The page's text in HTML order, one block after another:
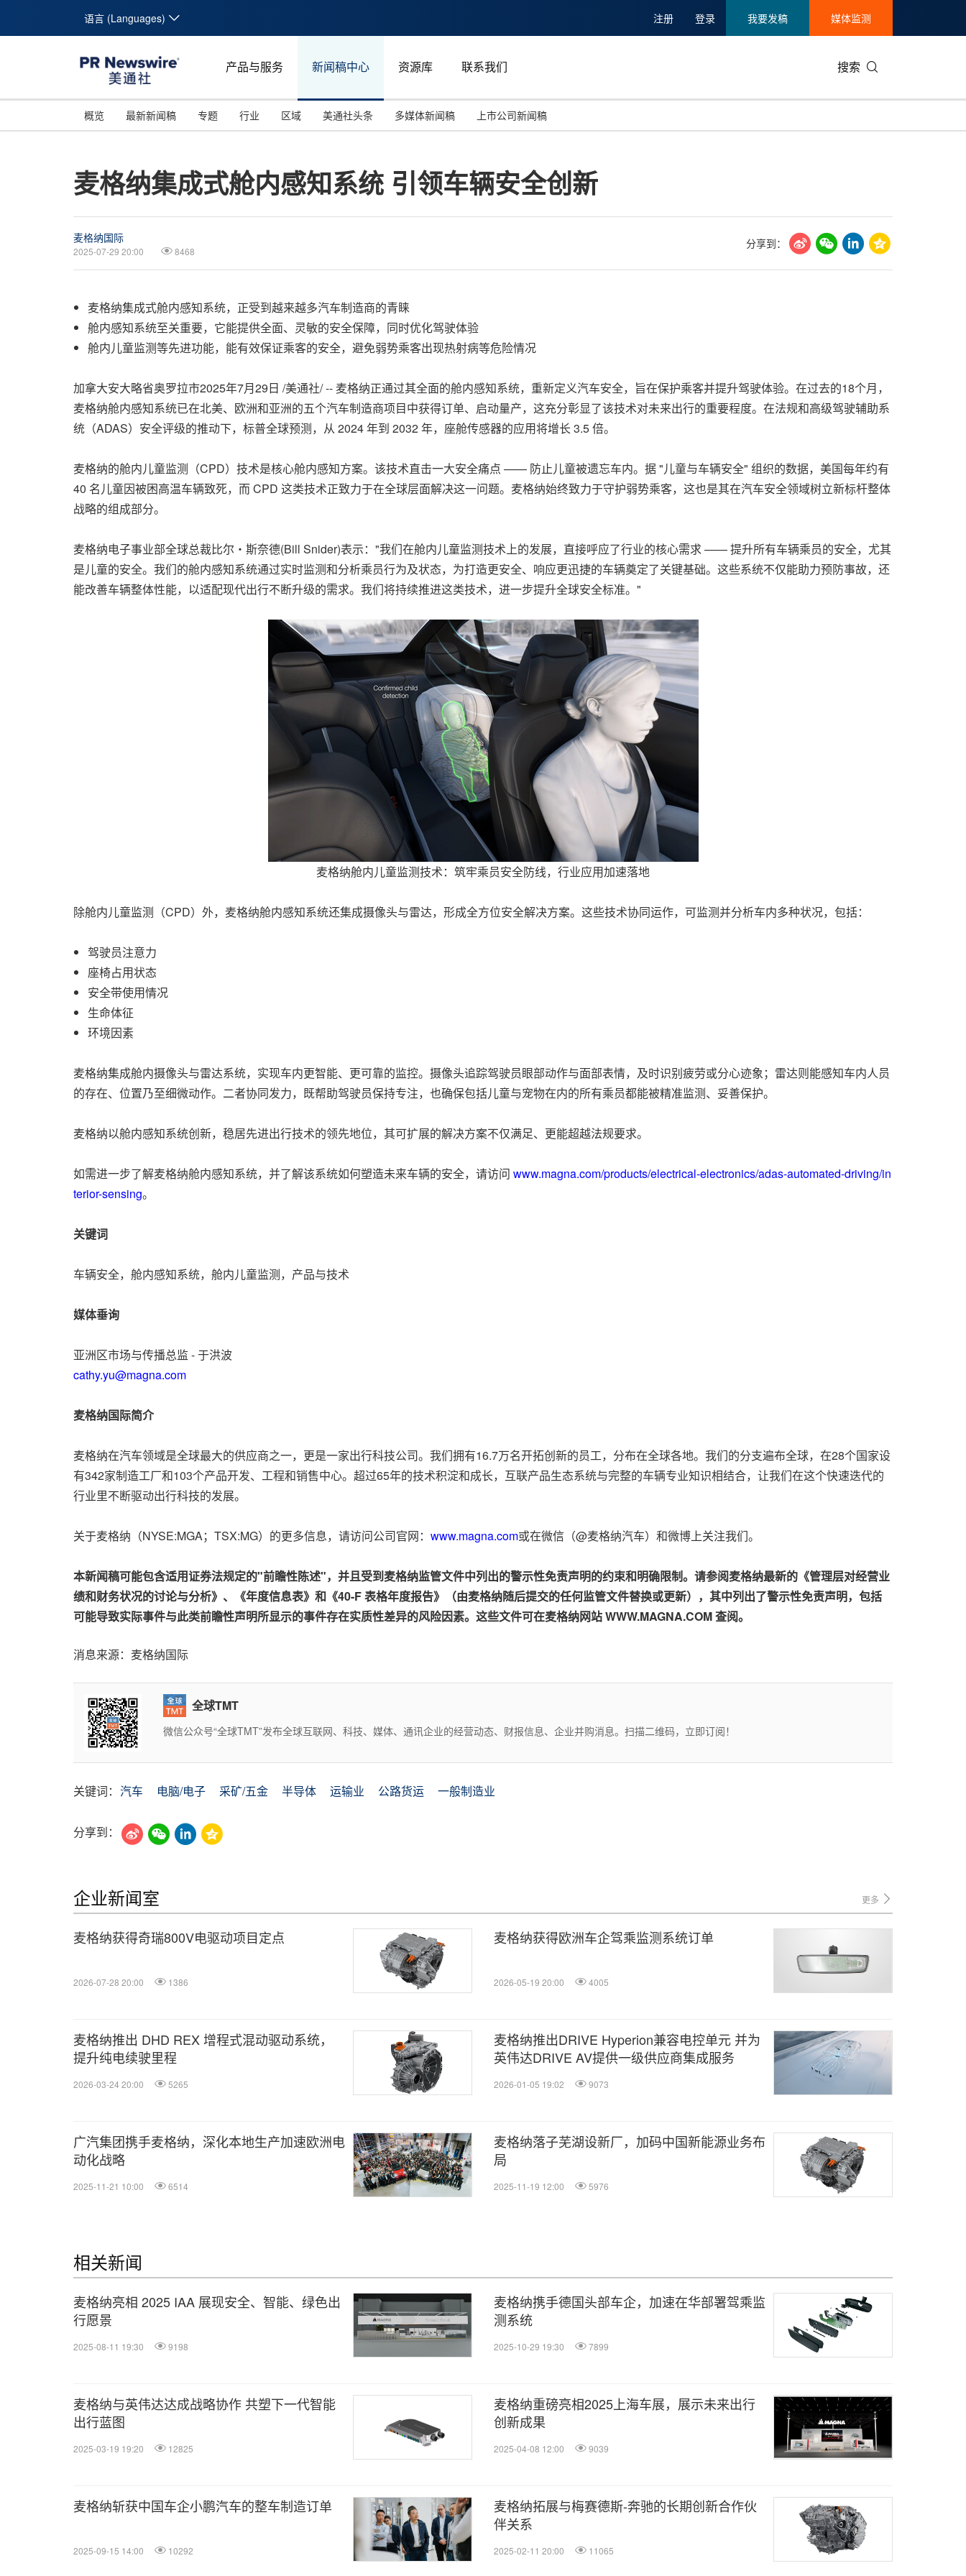
语言 (Languages) 注册 登录 我要发稿 媒体监测
产品与服务 新闻稿中心 资源库 联系我们 搜索
概览 最新新闻稿 专题
投资并购
美国临床肿瘤学会(ASCO)
行业
能源化工与环保
区域
马来西亚
美通社头条 多媒体新闻稿 上市公司新闻稿
麦格纳集成式舱内感知系统 引领车辆安全创新
麦格纳国际
2025-07-29 20:00 8468
分享到：
麦格纳集成式舱内感知系统，正受到越来越多汽车制造商的青睐
舱内感知系统至关重要，它能提供全面、灵敏的安全保障，同时优化驾驶体验
舱内儿童监测等先进功能，能有效保证乘客的安全，避免弱势乘客出现热射病等危险情况
加拿大安大略省奥罗拉市2025年7月29日 /美通社/ -- 麦格纳正通过其全面的舱内感知系统，重新定义汽车安全，旨在保护乘客并提升驾驶体验。在过去的18个月，
麦格纳舱内感知系统已在北美、欧洲和亚洲的五个汽车制造商项目中获得订单、启动量产，这充分彰显了该技术对未来出行的重要程度。在法规和高级驾驶辅助系
统（ADAS）安全评级的推动下，标普全球预测，从 2024 年到 2032 年，座舱传感器的应用将增长 3.5 倍。
麦格纳的舱内儿童监测（CPD）技术是核心舱内感知方案。该技术直击一大安全痛点 —— 防止儿童被遗忘车内。据 "儿童与车辆安全" 组织的数据，美国每年约有
40 名儿童因被困高温车辆致死，而 CPD 这类技术正致力于在全球层面解决这一问题。麦格纳始终致力于守护弱势乘客，这也是其在汽车安全领域树立新标杆整体
战略的组成部分。
麦格纳电子事业部全球总裁比尔・斯奈德(Bill Snider)表示："我们在舱内儿童监测技术上的发展，直接呼应了行业的核心需求 —— 提升所有车辆乘员的安全，尤其
是儿童的安全。我们的舱内感知系统通过实时监测和分析乘员行为及状态，为打造更安全、响应更迅捷的车辆奠定了关键基础。这些系统不仅能助力预防事故，还
能改善车辆整体性能，以适配现代出行不断升级的需求。我们将持续推进这类技术，进一步提升全球安全标准。"
麦格纳舱内儿童监测技术：筑牢乘员安全防线，行业应用加速落地
除舱内儿童监测（CPD）外，麦格纳舱内感知系统还集成摄像头与雷达，形成全方位安全解决方案。这些技术协同运作，可监测并分析车内多种状况，包括：
驾驶员注意力
座椅占用状态
安全带使用情况
生命体征
环境因素
麦格纳集成舱内摄像头与雷达系统，实现车内更智能、更可靠的监控。摄像头追踪驾驶员眼部动作与面部表情，及时识别疲劳或分心迹象；雷达则能感知车内人员
的存在、位置乃至细微动作。二者协同发力，既帮助驾驶员保持专注，也确保包括儿童与宠物在内的所有乘员都能被精准监测、妥善保护。
麦格纳以舱内感知系统创新，稳居先进出行技术的领先地位，其可扩展的解决方案不仅满足、更能超越法规要求。
如需进一步了解麦格纳舱内感知系统，并了解该系统如何塑造未来车辆的安全，请访问 www.magna.com/products/electrical-electronics/adas-automated-driving/in
terior-sensing。
关键词
车辆安全，舱内感知系统，舱内儿童监测，产品与技术
媒体垂询
亚洲区市场与传播总监 - 于洪波
cathy.yu@magna.com
麦格纳国际简介
麦格纳在汽车领域是全球最大的供应商之一，更是一家出行科技公司。我们拥有16.7万名开拓创新的员工，分布在全球各地。我们的分支遍布全球，在28个国家设
有342家制造工厂和103个产品开发、工程和销售中心。超过65年的技术积淀和成长，互联产品生态系统与完整的车辆专业知识相结合，让我们在这个快速迭代的
行业里不断驱动出行科技的发展。
关于麦格纳（NYSE:MGA；TSX:MG）的更多信息，请访问公司官网： www.magna.com或在微信（@麦格纳汽车）和微博上关注我们。
本新闻稿可能包含适用证券法规定的"前瞻性陈述"，并且受到麦格纳监管文件中列出的警示性免责声明的约束和明确限制。请参阅麦格纳最新的《管理层对经营业
绩和财务状况的讨论与分析》、《年度信息表》和《40-F表格年度报告》（由麦格纳随后提交的任何监管文件替换或更新），其中列出了警示性免责声明，包括
可能导致实际事件与此类前瞻性声明所显示的事件存在实质性差异的风险因素。这些文件可在麦格纳网站 WWW.MAGNA.COM查阅。
消息来源：麦格纳国际
全球TMT
微信公众号“全球TMT”发布全球互联网、科技、媒体、通讯企业的经营动态、财报信息、企业并购消息。扫描二维码，立即订阅！
关键词： 汽车 电脑/电子 采矿/五金 半导体 运输业 公路货运 一般制造业
分享到：
企业新闻室 更多
麦格纳获得奇瑞800V电驱动项目定点
2026-07-28 20:00 1386
麦格纳获得欧洲车企驾乘监测系统订单
2026-05-19 20:00 4005
麦格纳推出 DHD REX 增程式混动驱动系统，
提升纯电续驶里程
2026-03-24 20:00 5265
麦格纳推出DRIVE Hyperion兼容电控单元 并为
英伟达DRIVE AV提供一级供应商集成服务
2026-01-05 19:02 9073
广汽集团携手麦格纳，深化本地生产加速欧洲电
动化战略
2025-11-21 10:00 6514
麦格纳落子芜湖设新厂，加码中国新能源业务布
局
2025-11-19 12:00 5976
相关新闻
麦格纳亮相 2025 IAA 展现安全、智能、绿色出
行愿景
2025-08-11 19:30 9198
麦格纳携手德国头部车企，加速在华部署驾乘监
测系统
2025-10-29 19:30 7899
麦格纳与英伟达达成战略协作 共塑下一代智能
出行蓝图
2025-03-19 19:20 12825
麦格纳重磅亮相2025上海车展，展示未来出行
创新成果
2025-04-08 12:00 9039
麦格纳斩获中国车企小鹏汽车的整车制造订单
2025-09-15 14:00 10292
麦格纳拓展与梅赛德斯-奔驰的长期创新合作伙
伴关系
2025-02-11 20:00 11065